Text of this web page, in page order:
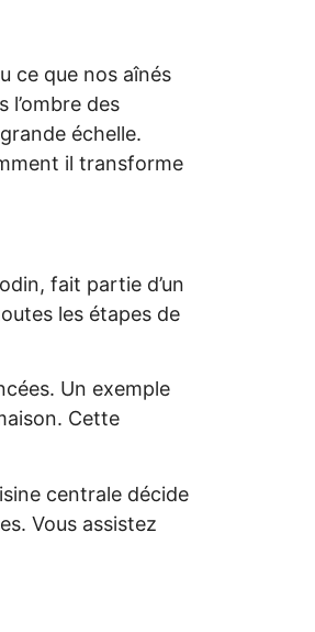
ce que nos aînés
des
échelle.
il transforme
fait partie d’un
les étapes de
Un exemple
Cette
centrale décide
Vous assistez